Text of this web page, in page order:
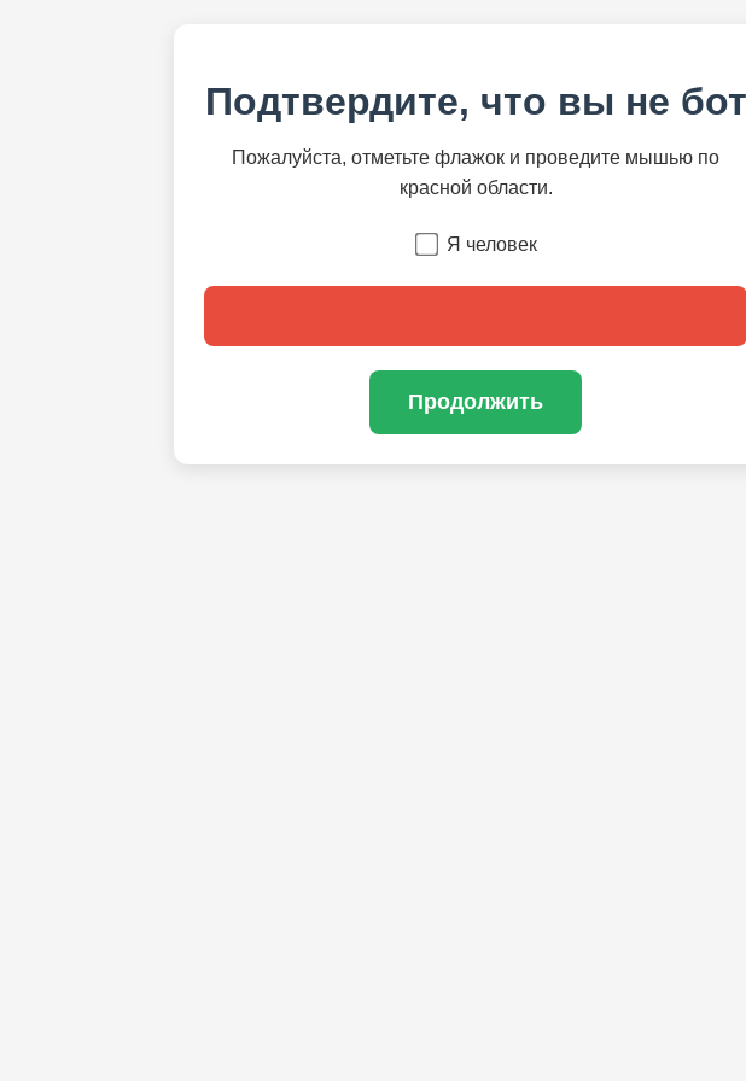
Подтвердите, что вы не бот
Пожалуйста, отметьте флажок и проведите мышью по
красной области.
Я человек
Продолжить